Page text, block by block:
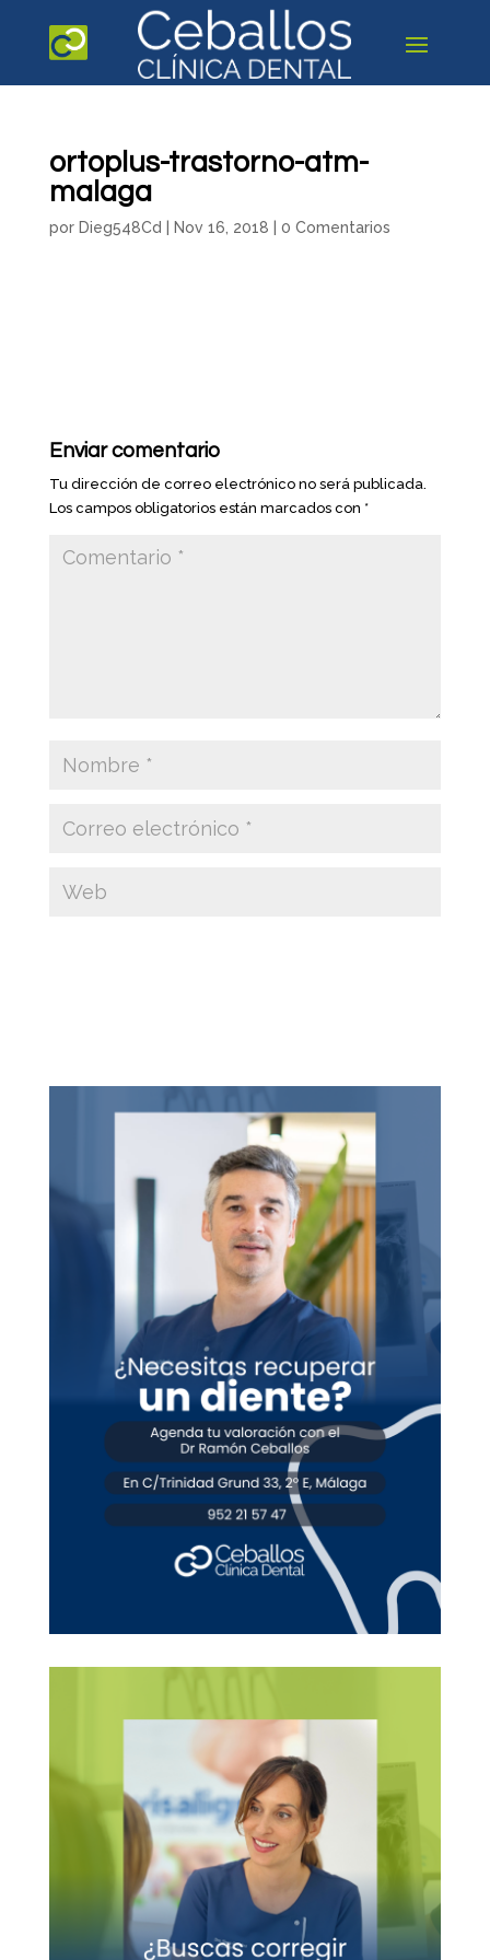
ortoplus-trastorno-atm-
malaga
por Dieg548Cd Nov 16, 2018 0 Comentarios
Enviar comentario
Tu dirección de correo electrónico no será publicada.
Los campos obligatorios están marcados con *